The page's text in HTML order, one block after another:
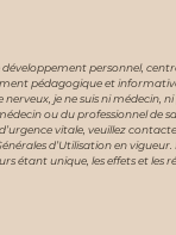
personnel,
pédagogique et
je ne suis ni
ou du professionnel de
vitale, veuillez
d’Utilisation en
étant unique, les effets et les